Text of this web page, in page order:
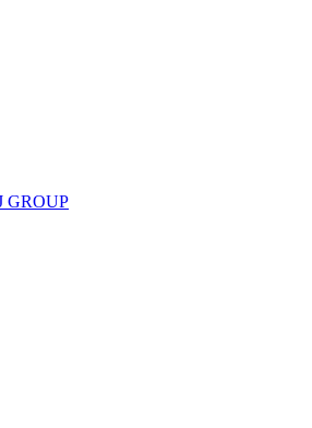
GROUP